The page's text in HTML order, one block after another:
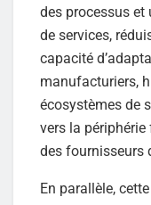
des processus
de services,
capacité
manufacturiers,
écosystèmes de
vers la
des fournisseurs
En parallèle,